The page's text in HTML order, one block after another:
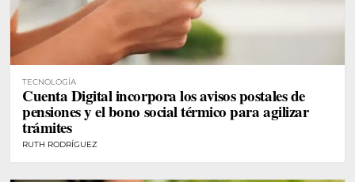
TECNOLOGÍA
Cuenta Digital incorpora los avisos postales de
pensiones y el bono social térmico para agilizar
trámites
RUTH RODRÍGUEZ